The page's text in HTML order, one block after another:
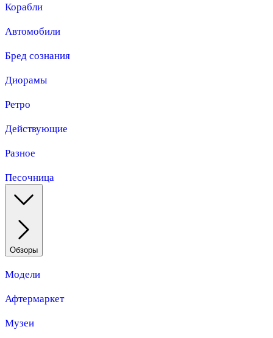
Корабли
Автомобили
Бред сознания
Диорамы
Ретро
Действующие
Разное
Песочница
Обзоры
Модели
Афтермаркет
Музеи